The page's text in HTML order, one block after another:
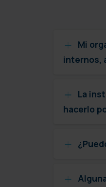
Mi
internos,
La
hacerlo